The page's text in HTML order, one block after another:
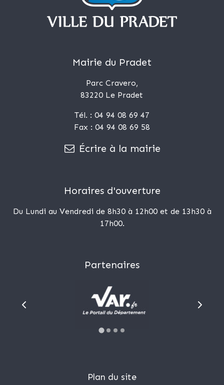
Mairie du Pradet
Parc Cravero,
83220 Le Pradet
Tél. : 04 94 08 69 47
Fax : 04 94 08 69 58
Écrire à la mairie
Horaires d'ouverture
Du Lundi au Vendredi de 8h30 à 12h00 et de 13h30 à
17h00.
Partenaires
Plan du site